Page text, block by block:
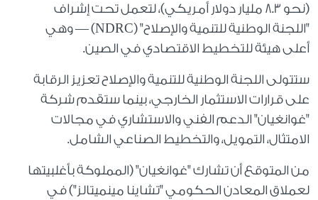
(نحو 8.3 مليار دولار أمريكي)، لتعمل تحت إشراف
"اللجنة الوطنية للتنمية والإصلاح" (NDRC) — وهي
أعلى هيئة للتخطيط الاقتصادي في الصين.
ستتولى اللجنة الوطنية للتنمية والإصلاح تعزيز الرقابة
على قرارات الاستثمار الخارجي، بينما ستقدم شركة
"غوانغيان" الدعم الفني والاستشاري في مجالات
الامتثال، التمويل، والتخطيط الصناعي الشامل.
من المتوقع أن تشارك "غوانغيان" (المملوكة بأغلبيتها
لعملاق المعادن الحكومي "تشاينا مينميتالز") في